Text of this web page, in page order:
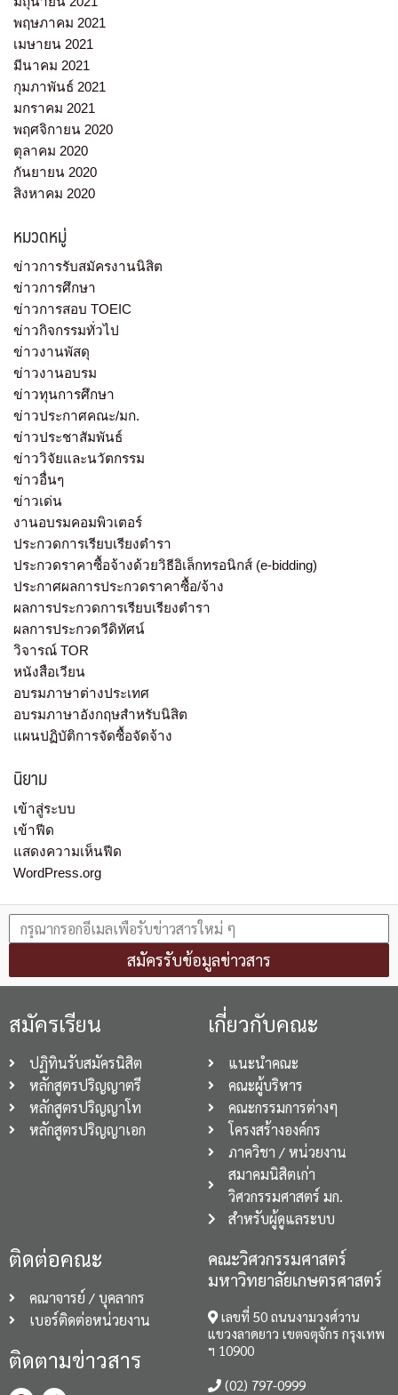
พฤษภาคม 2021
เมษายน 2021
มีนาคม 2021
กุมภาพันธ์ 2021
มกราคม 2021
พฤศจิกายน 2020
ตุลาคม 2020
กันยายน 2020
สิงหาคม 2020
หมวดหมู่
ข่าวการรับสมัครงานนิสิต
ข่าวการศึกษา
ข่าวการสอบ TOEIC
ข่าวกิจกรรมทั่วไป
ข่าวงานพัสดุ
ข่าวงานอบรม
ข่าวทุนการศึกษา
ข่าวประกาศคณะ/มก.
ข่าวประชาสัมพันธ์
ข่าววิจัยและนวัตกรรม
ข่าวอื่นๆ
ข่าวเด่น
งานอบรมคอมพิวเตอร์
ประกวดการเรียบเรียงตำรา
ประกวดราคาซื้อจ้างด้วยวิธีอิเล็กทรอนิกส์ (e-bidding)
ประกาศผลการประกวดราคาซื้อ/จ้าง
ผลการประกวดการเรียบเรียงตำรา
ผลการประกวดวีดิทัศน์
วิจารณ์ TOR
หนังสือเวียน
อบรมภาษาต่างประเทศ
อบรมภาษาอังกฤษสำหรับนิสิต
แผนปฏิบัติการจัดซื้อจัดจ้าง
นิยาม
เข้าสู่ระบบ
เข้าฟีด
แสดงความเห็นฟีด
WordPress.org
สมัครรับข้อมูลข่าวสาร
สมัครเรียน
ปฏิทินรับสมัครนิสิต
หลักสูตรปริญญาตรี
หลักสูตรปริญญาโท
หลักสูตรปริญญาเอก
เกี่ยวกับคณะ
แนะนำคณะ
คณะผู้บริหาร
คณะกรรมการต่างๆ
โครงสร้างองค์กร
ภาควิชา / หน่วยงาน
สมาคมนิสิตเก่า
วิศวกรรมศาสตร์ มก.
สำหรับผู้ดูแลระบบ
ติดต่อคณะ
คณาจารย์ / บุคลากร
เบอร์ติดต่อหน่วยงาน
ติดตามข่าวสาร
คณะวิศวกรรมศาสตร์
มหาวิทยาลัยเกษตรศาสตร์
เลขที่ 50 ถนนงามวงศ์วาน
แขวงลาดยาว เขตจตุจักร กรุงเทพ
ฯ 10900
(02) 797-0999